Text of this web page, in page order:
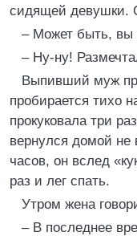
сидящей девушки.
– Может быть, вы
– Ну-ну!
Выпивший муж
пробирается тихо
прокуковала три
вернулся домой не
часов, он вслед
раз и лег спать.
Утром жена
– В последнее